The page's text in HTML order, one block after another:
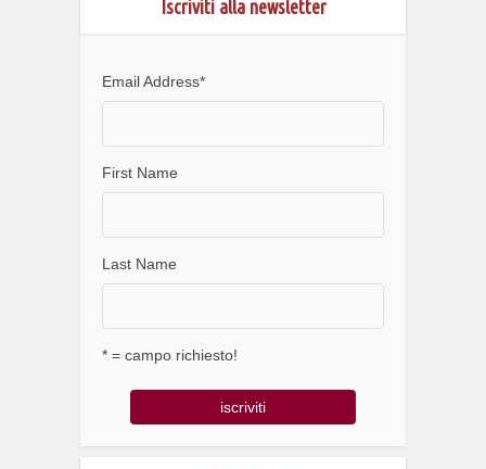
Iscriviti alla newsletter
Email Address*
First Name
Last Name
* = campo richiesto!